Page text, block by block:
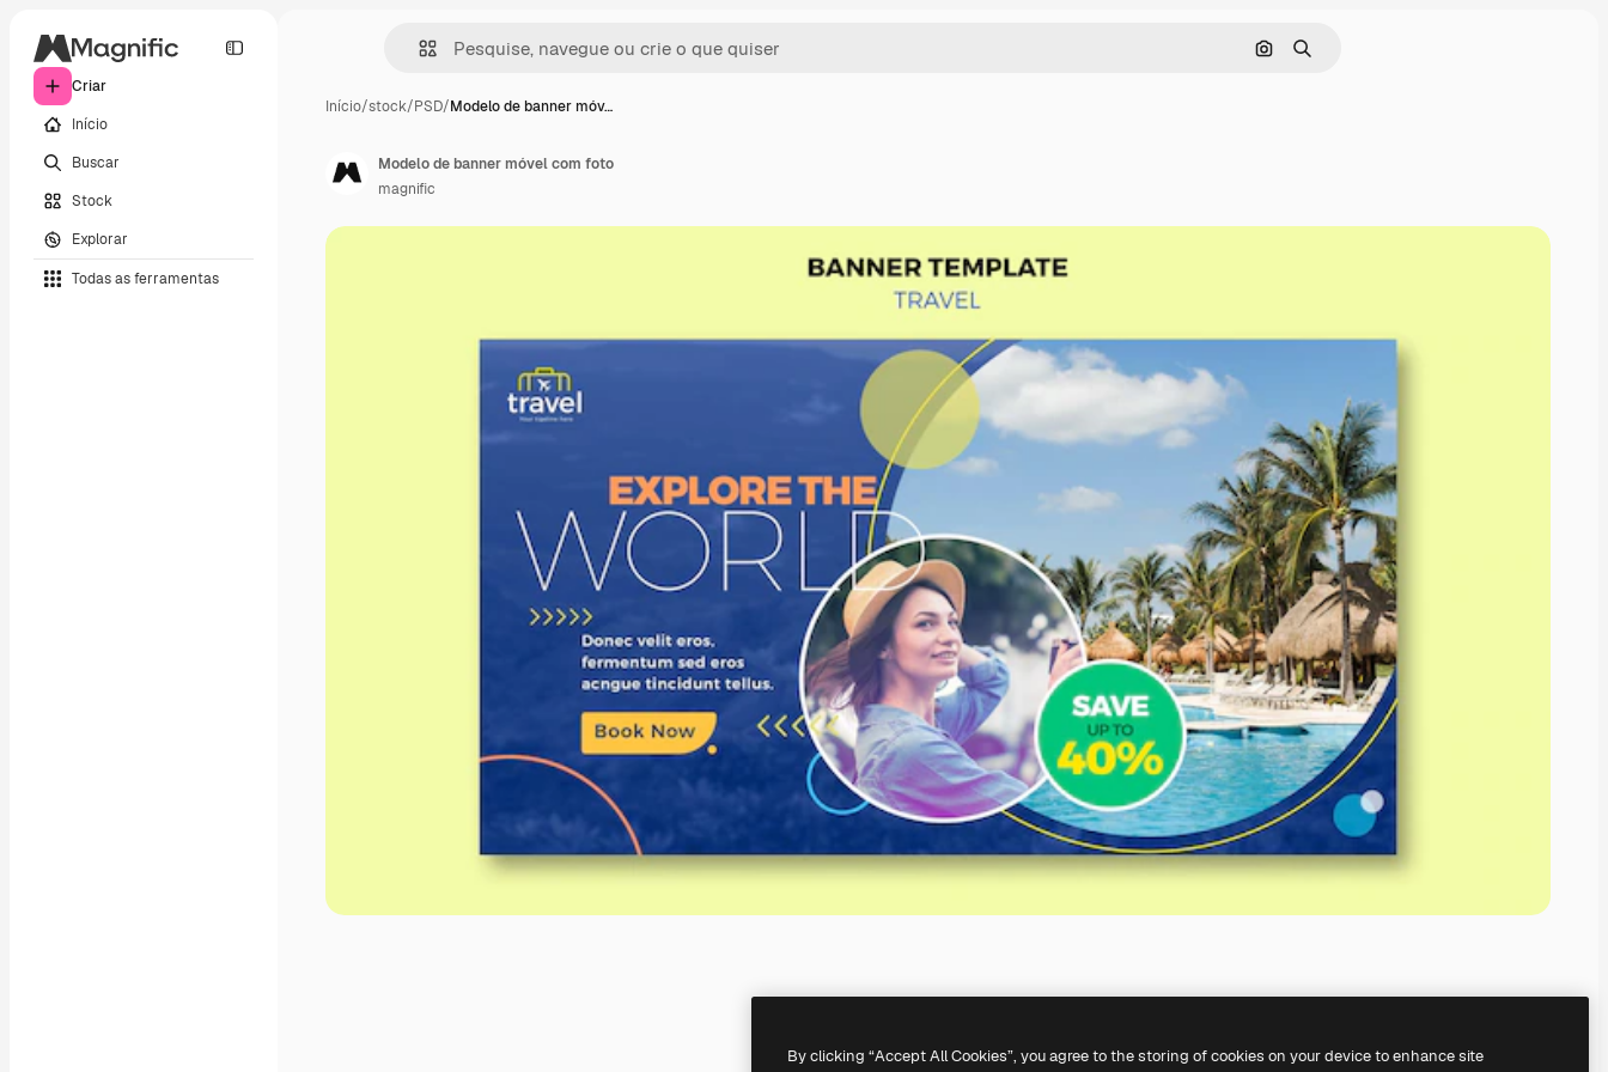
Criar
Início
Buscar
Stock
Explorar
Todas as ferramentas
Pesquisar por imagem
Buscar
Início/stock/PSD/Modelo de banner móv…
Modelo de banner móvel com foto
magnific
By clicking “Accept All Cookies”, you agree to the storing of cookies on your device to enhance site